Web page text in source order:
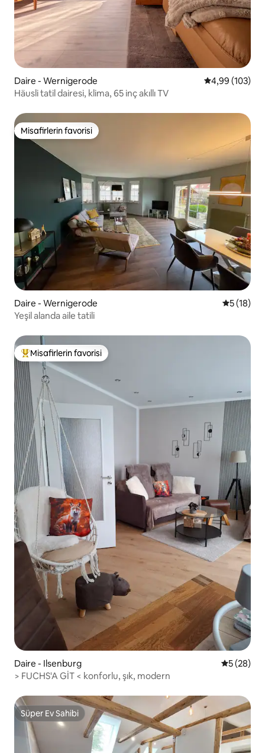
Daire - Wernigerode 5 üzerinden
4,99 (103)
Häusli tatil dairesi, klima, 65 inç akıllı TV
Misafirlerin favorisi
Misafirlerin favorisi
Daire - Wernigerode 55 (18)
Yeşil alanda aile tatili
Misafirlerin favorilerinden en beğenilenler arasında
Misafirlerin favorisi
Daire - Ilsenburg 55 (28)
> FUCHS'A GİT < konforlu, şık, modern
Süper Ev Sahibi
Süper Ev Sahibi